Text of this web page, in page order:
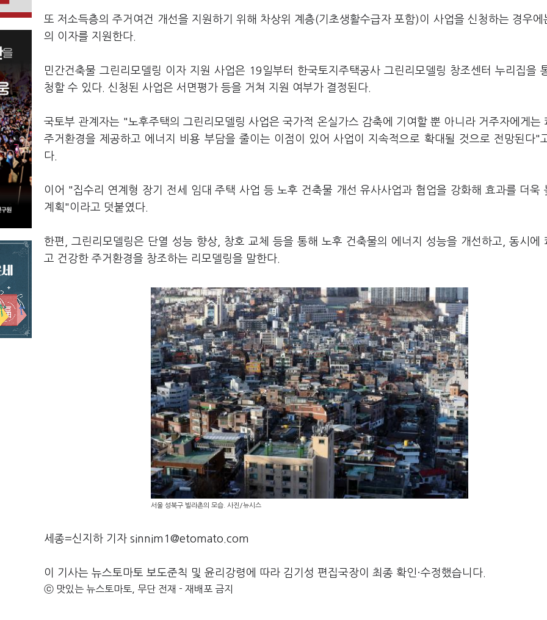
또 저소득층의 주거여건 개선을 지원하기 위해 차상위 계층(기초생활수급자 포함)이 사업을 신청하는 경우
의 이자를 지원한다.
민간건축물 그린리모델링 이자 지원 사업은 19일부터 한국토지주택공사 그린리모델링 창조센터 누리집을
청할 수 있다. 신청된 사업은 서면평가 등을 거쳐 지원 여부가 결정된다.
국토부 관계자는 "노후주택의 그린리모델링 사업은 국가적 온실가스 감축에 기여할 뿐 아니라 거주자에게는
주거환경을 제공하고 에너지 비용 부담을 줄이는 이점이 있어 사업이 지속적으로 확대될 것으로 전망된다"
다.
이어 "집수리 연계형 장기 전세 임대 주택 사업 등 노후 건축물 개선 유사사업과 협업을 강화해 효과를 더욱
계획"이라고 덧붙였다.
한편, 그린리모델링은 단열 성능 향상, 창호 교체 등을 통해 노후 건축물의 에너지 성능을 개선하고, 동시에
고 건강한 주거환경을 창조하는 리모델링을 말한다.
서울 성북구 빌라촌의 모습. 사진/뉴시스
세종=신지하 기자 sinnim1@etomato.com
이 기사는 뉴스토마토 보도준칙 및 윤리강령에 따라 김기성 편집국장이 최종 확인·수정했습니다.
ⓒ 맛있는 뉴스토마토, 무단 전재 - 재배포 금지